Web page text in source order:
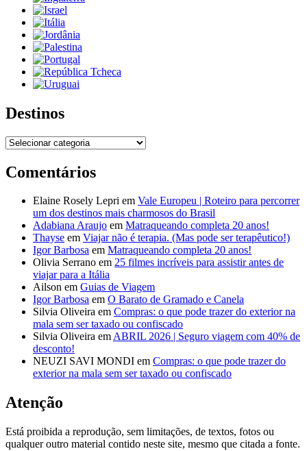
Destinos
Destinos
Comentários
Elaine Rosely Lepri em Vale Europeu | Roteiro para percorrer
um dos destinos mais charmosos do Brasil
Adabiana Araujo em Matraqueando completa 20 anos!
Thayse em Viajar não é terapia. (Mas pode ser terapêutico!)
Igor Barbosa em Matraqueando completa 20 anos!
Olivia Serrano em 25 filmes incríveis para assistir antes de
viajar para a Itália
Ailson em Guias de Viagem
Igor Barbosa em O Barato de Gramado e Canela
Silvia Oliveira em Compras: o que pode trazer do exterior na
mala sem ser taxado ou confiscado
Silvia Oliveira emABRIL 2026 | Seguro viagem com 40% de
desconto!
NEUZI SAVI MONDI em Compras: o que pode trazer do
exterior na mala sem ser taxado ou confiscado
Atenção
Está proibida a reprodução, sem limitações, de textos, fotos ou
qualquer outro material contido neste site, mesmo que citada a fonte.